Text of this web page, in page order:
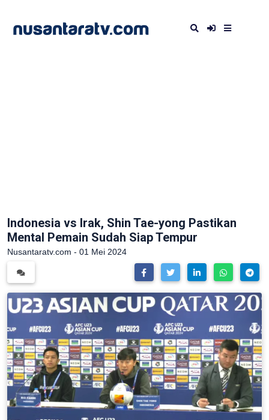
Indonesia vs Irak, Shin Tae-yong Pastikan
Mental Pemain Sudah Siap Tempur
Nusantaratv.com - 01 Mei 2024